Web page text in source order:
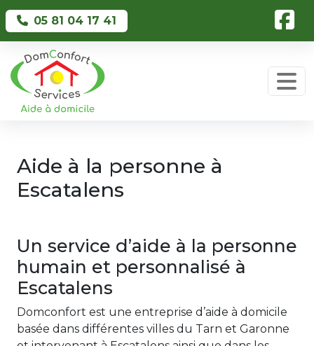
Skip to main content
05 81 04 17 41
Aide à la personne à
Escatalens
Un service d’aide à la personne
humain et personnalisé à
Escatalens
Domconfort est une entreprise d’aide à domicile
basée dans différentes villes du Tarn et Garonne